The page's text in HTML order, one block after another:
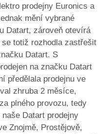
prodejny Euronics a
mění vybrané
Datart, zároveň otevírá
totiž rozhodla zastřešit
Datart. S
na značku Datart
předělala prodejnu ve
zhruba 2 měsíce,
plného provozu, tedy
Datart prodejny
Znojmě, Prostějově,